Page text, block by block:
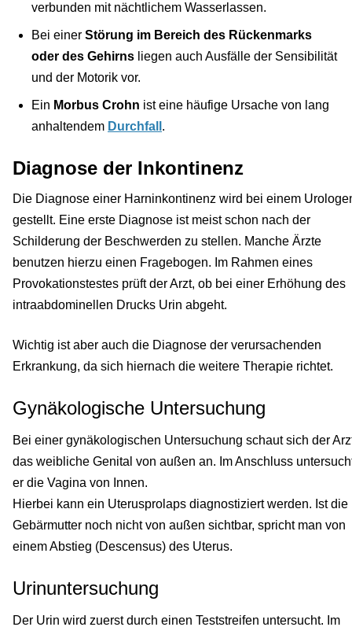
verbunden mit nächtlichem Wasserlassen.
Bei einer Störung im Bereich des Rückenmarks
oder des Gehirns liegen auch Ausfälle der Sensibilität
und der Motorik vor.
Ein Morbus Crohn ist eine häufige Ursache von lang
anhaltendem Durchfall .
Diagnose der Inkontinenz
Die Diagnose einer Harninkontinenz wird bei einem
gestellt. Eine erste Diagnose ist meist schon nach der
Schilderung der Beschwerden zu stellen. Manche Ärzte
benutzen hierzu einen Fragebogen. Im Rahmen eines
Provokationstestes prüft der Arzt, ob bei einer Erhöhung des
intraabdominellen Drucks Urin abgeht.
Wichtig ist aber auch die Diagnose der verursachenden
Erkrankung, da sich hiernach die weitere Therapie richtet.
Gynäkologische Untersuchung
Bei einer gynäkologischen Untersuchung schaut sich der
das weibliche Genital von außen an. Im Anschluss
er die Vagina von Innen.
Hierbei kann ein Uterusprolaps diagnostiziert werden. Ist die
Gebärmutter noch nicht von außen sichtbar, spricht man von
einem Abstieg (Descensus) des Uterus.
Urinuntersuchung
Der Urin wird zuerst durch einen Teststreifen untersucht. Im